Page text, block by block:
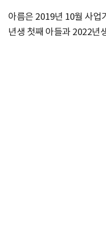
아름은 2019년 10월 사업
년생 첫째 아들과 2022년